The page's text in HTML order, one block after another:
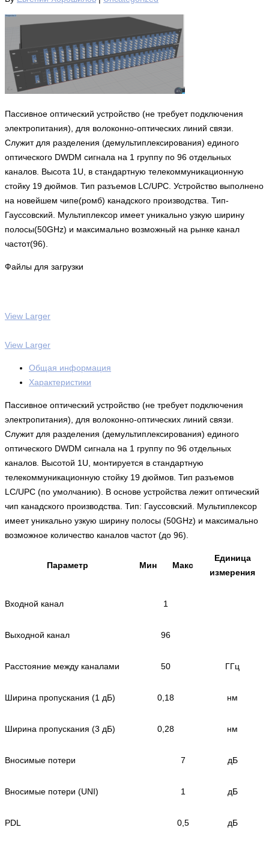
Пассивное оптический устройство (не требует подключения
электропитания), для волоконно-оптических линий связи.
Служит для разделения (демультиплексирования) единого
оптического DWDM сигнала на 1 группу по 96 отдельных
каналов. Высота 1U, в стандартную телекоммуникационную
стойку 19 дюймов. Тип разъемов LC/UPC. Устройство выполнено
на новейшем чипе(ромб) канадского производства. Тип-
Гауссовский. Мультиплексор имеет уникально узкую ширину
полосы(50GHz) и максимально возможный на рынке канал
частот(96).
Файлы для загрузки
View Larger
View Larger
Общая информация
Характеристики
Пассивное оптический устройство (не требует подключения
электропитания), для волоконно-оптических линий связи.
Служит для разделения (демультиплексирования) единого
оптического DWDM сигнала на 1 группу по 96 отдельных
каналов. Высотой 1U, монтируется в стандартную
телекоммуникационную стойку 19 дюймов. Тип разъемов
LC/UPC (по умолчанию). В основе устройства лежит оптический
чип канадского производства. Тип: Гауссовский. Мультиплексор
имеет уникально узкую ширину полосы (50GHz) и максимально
возможное количество каналов частот (до 96).
Параметр Мин Макс
Единица
измерения
Входной канал 1
Выходной канал 96
Расстояние между каналами 50 ГГц
Ширина пропускания (1 дБ) 0,18 нм
Ширина пропускания (3 дБ) 0,28 нм
Вносимые потери 7 дБ
Вносимые потери (UNI) 1 дБ
PDL 0,5 дБ